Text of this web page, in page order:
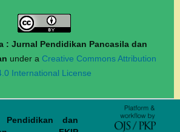
: Jurnal Pendidikan Pancasila dan
under a Creative Commons Attribution
International License
Pendidikan dan